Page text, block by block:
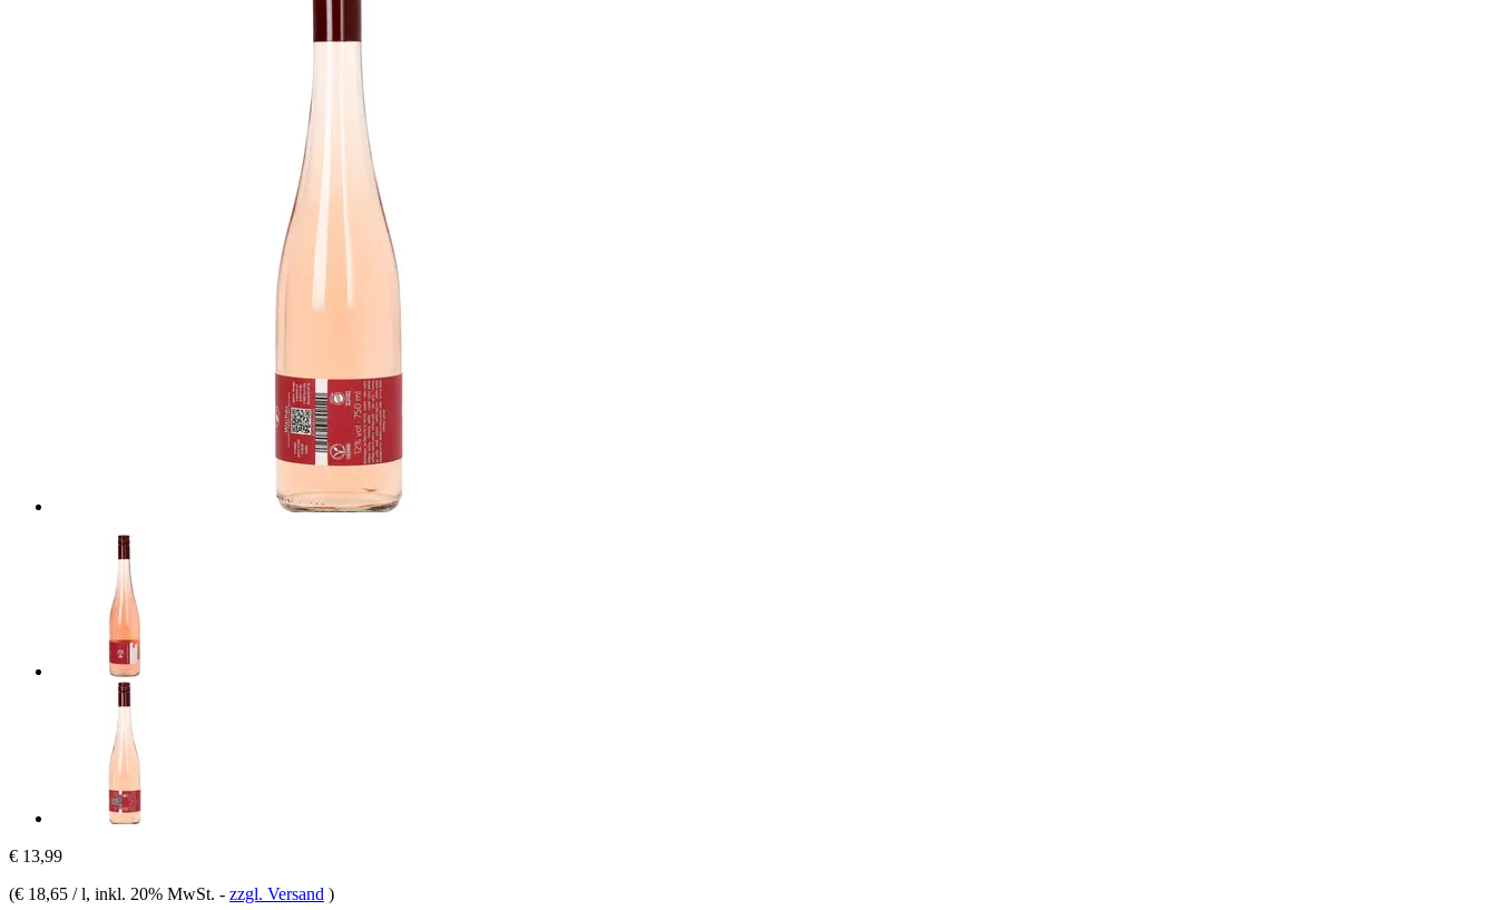
€ 13,99
(€ 18,65 / l, inkl. 20% MwSt. - zzgl. Versand )